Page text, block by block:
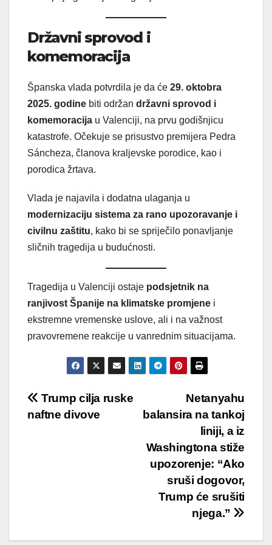
Državni sprovod i
komemoracija
Španska vlada potvrdila je da će 29. oktobra
2025. godine biti održan državni sprovod i
komemoracija u Valenciji, na prvu godišnjicu
katastrofe. Očekuje se prisustvo premijera Pedra
Sáncheza, članova kraljevske porodice, kao i
porodica žrtava.
Vlada je najavila i dodatna ulaganja u
modernizaciju sistema za rano upozoravanje i
civilnu zaštitu, kako bi se spriječilo ponavljanje
sličnih tragedija u budućnosti.
Tragedija u Valenciji ostaje podsjetnik na
ranjivost Španije na klimatske promjene i
ekstremne vremenske uslove, ali i na važnost
pravovremene reakcije u vanrednim situacijama.
Post
Netanyahu
balansira na tankoj
liniji, a iz
Washingtona stiže
upozorenje: “Ako
sruši dogovor,
Trump će srušiti
njega.”
Trump cilja ruske
naftne divove